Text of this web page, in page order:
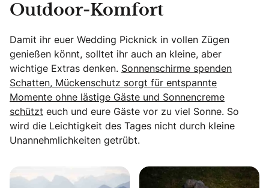
Outdoor-Komfort
Damit ihr euer Wedding Picknick in vollen Zügen
genießen könnt, solltet ihr auch an kleine, aber
wichtige Extras denken. Sonnenschirme spenden
Schatten, Mückenschutz sorgt für entspannte
Momente ohne lästige Gäste und Sonnencreme
schützt euch und eure Gäste vor zu viel Sonne. So
wird die Leichtigkeit des Tages nicht durch kleine
Unannehmlichkeiten getrübt.